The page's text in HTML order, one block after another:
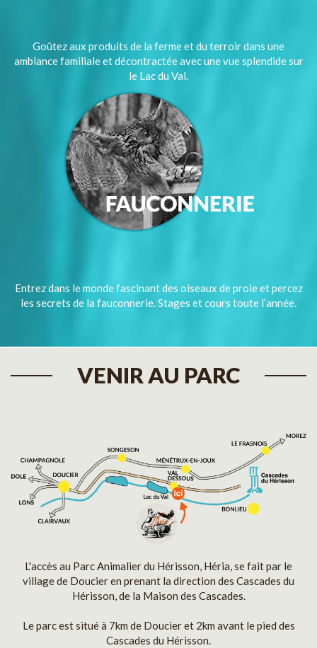
Goûtez aux produits de la ferme et du terroir dans une
ambiance familiale et décontractée avec une vue splendide sur
le Lac du Val.
Entrez dans le monde fascinant des oiseaux de proie et percez
les secrets de la fauconnerie. Stages et cours toute l’année.
VENIR AU PARC
L'accès au Parc Animalier du Hérisson, Héria, se fait par le
village de Doucier en prenant la direction des Cascades du
Hérisson, de la Maison des Cascades.
Le parc est situé à 7km de Doucier et 2km avant le pied des
Cascades du Hérisson.